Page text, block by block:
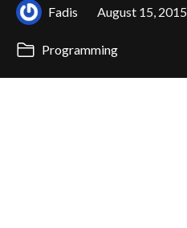
Fadis August 15, 2015
Programming